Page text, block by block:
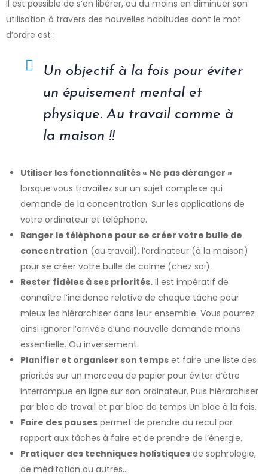
Il est possible de s’en libérer, ou du moins en diminuer son
utilisation à travers des nouvelles habitudes dont le mot
d’ordre est :
Un objectif à la fois pour éviter
un épuisement mental et
physique. Au travail comme à
la maison !!
Utiliser les fonctionnalités « Ne pas déranger »
lorsque vous travaillez sur un sujet complexe qui
demande de la concentration. Sur les applications de
votre ordinateur et téléphone.
Ranger le téléphone pour se créer votre bulle de
concentration (au travail), l’ordinateur (à la maison)
pour se créer votre bulle de calme (chez soi).
Rester fidèles à ses priorités. Il est impératif de
connaître l’incidence relative de chaque tâche pour
mieux les hiérarchiser dans leur ensemble. Vous pourrez
ainsi ignorer l’arrivée d’une nouvelle demande moins
essentielle. Ou inversement.
Planifier et organiser son temps et faire une liste des
priorités sur un morceau de papier pour éviter d’être
interrompue en ligne sur son ordinateur. Puis hiérarchiser
par bloc de travail et par bloc de temps Un bloc à la fois.
Faire des pauses permet de prendre du recul par
rapport aux tâches à faire et de prendre de l’énergie.
Pratiquer des techniques holistiques de sophrologie,
de méditation ou autres…